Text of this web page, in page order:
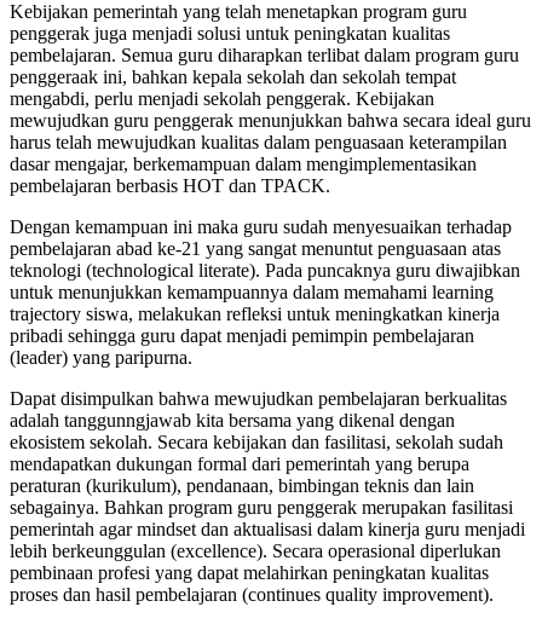
Kebijakan pemerintah yang telah menetapkan program guru
penggerak juga menjadi solusi untuk peningkatan kualitas
pembelajaran. Semua guru diharapkan terlibat dalam program guru
penggeraak ini, bahkan kepala sekolah dan sekolah tempat
mengabdi, perlu menjadi sekolah penggerak. Kebijakan
mewujudkan guru penggerak menunjukkan bahwa secara ideal guru
harus telah mewujudkan kualitas dalam penguasaan keterampilan
dasar mengajar, berkemampuan dalam mengimplementasikan
pembelajaran berbasis HOT dan TPACK.
Dengan kemampuan ini maka guru sudah menyesuaikan terhadap
pembelajaran abad ke-21 yang sangat menuntut penguasaan atas
teknologi (technological literate). Pada puncaknya guru diwajibkan
untuk menunjukkan kemampuannya dalam memahami learning
trajectory siswa, melakukan refleksi untuk meningkatkan kinerja
pribadi sehingga guru dapat menjadi pemimpin pembelajaran
(leader) yang paripurna.
Dapat disimpulkan bahwa mewujudkan pembelajaran berkualitas
adalah tanggunngjawab kita bersama yang dikenal dengan
ekosistem sekolah. Secara kebijakan dan fasilitasi, sekolah sudah
mendapatkan dukungan formal dari pemerintah yang berupa
peraturan (kurikulum), pendanaan, bimbingan teknis dan lain
sebagainya. Bahkan program guru penggerak merupakan fasilitasi
pemerintah agar mindset dan aktualisasi dalam kinerja guru menjadi
lebih berkeunggulan (excellence). Secara operasional diperlukan
pembinaan profesi yang dapat melahirkan peningkatan kualitas
proses dan hasil pembelajaran (continues quality improvement).